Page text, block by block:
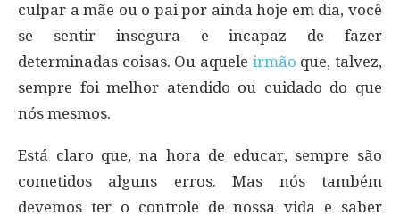
culpar a mãe ou o pai por ainda hoje em dia, você
se sentir insegura e incapaz de fazer
determinadas coisas. Ou aquele irmão que, talvez,
sempre foi melhor atendido ou cuidado do que
nós mesmos.
Está claro que, na hora de educar, sempre são
cometidos alguns erros. Mas nós também
devemos ter o controle de nossa vida e saber